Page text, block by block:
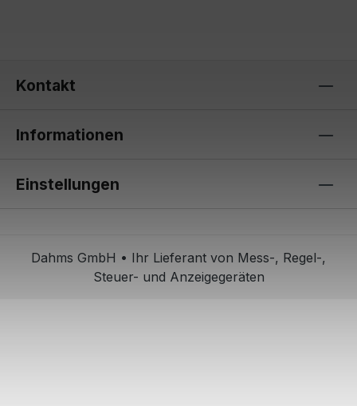
Kontakt
Informationen
Einstellungen
Dahms GmbH • Ihr Lieferant von Mess-, Regel-,
Steuer- und Anzeigegeräten